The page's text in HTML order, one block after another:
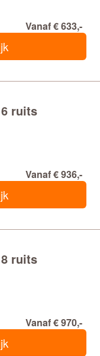
Vanaf € 633,-
ruits
Vanaf € 936,-
ruits
Vanaf € 970,-